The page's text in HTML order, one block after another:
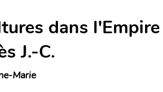
dans
J.-C.
Marie